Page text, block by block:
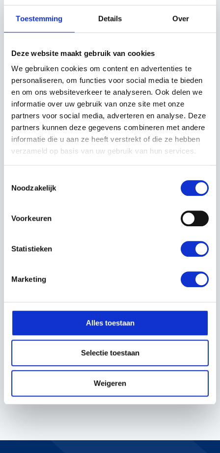
Toestemming Details Over
Deze website maakt gebruik van cookies
We gebruiken cookies om content en advertenties te
personaliseren, om functies voor social media te bieden
en om ons websiteverkeer te analyseren. Ook delen we
informatie over uw gebruik van onze site met onze
partners voor social media, adverteren en analyse. Deze
partners kunnen deze gegevens combineren met andere
informatie die u aan ze heeft verstrekt of die ze hebben
verzameld op basis van uw gebruik van hun services.
Noodzakelijk
Voorkeuren
Statistieken
Marketing
Alles toestaan
Selectie toestaan
Weigeren
€599,00
€495,04Excl. BTW
In winkelwagen
Een lichtgewicht batterij-aangedreven, draadloze
meswisseling. De gemakkelijk instelbare werkdiepte,
samen met een krachtige motor, verwijdert efficiënt mat
dubbele batterijslots voor langere levensduur. Het
het gemakkelijk te vervoeren en op te slaan.
EIGENSCHAPPEN
967922203